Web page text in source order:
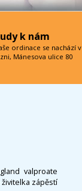
valproate
zápěstí
k nám
ordinace se nachází v
Mánesova ulice 80